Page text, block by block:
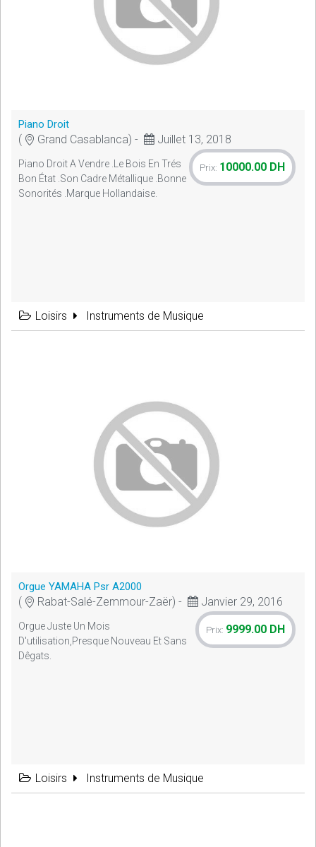
Piano Droit
( Grand Casablanca) - Juillet 13, 2018
Prix: 10000.00 DH
Piano Droit A Vendre .le Bois En Trés
Bon État .son Cadre Métallique .bonne
Sonorités .marque Hollandaise.
Loisirs Instruments de Musique
Orgue YAMAHA Psr A2000
( Rabat-Salé-Zemmour-Zaër) - Janvier 29, 2016
Prix: 9999.00 DH
Orgue Juste Un Mois
D'utilisation,presque Nouveau Et Sans
Dêgats.
Loisirs Instruments de Musique